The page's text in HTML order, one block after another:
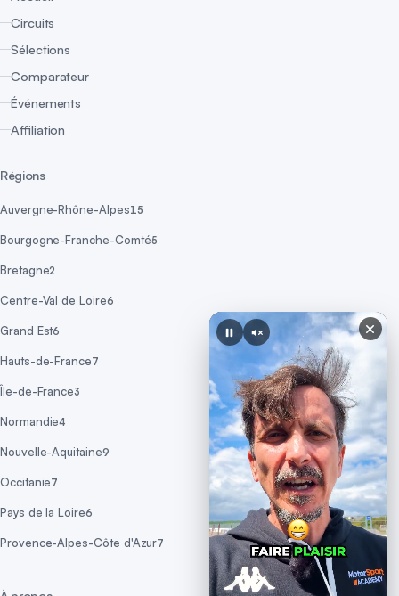
Circuits
Sélections
Comparateur
Événements
Affiliation
Régions
Auvergne-Rhône-Alpes15
Bourgogne-Franche-Comté5
Bretagne2
Centre-Val de Loire6
Grand Est6
Hauts-de-France7
Île-de-France3
Normandie4
Nouvelle-Aquitaine9
Occitanie7
Pays de la Loire6
Provence-Alpes-Côte d'Azur7